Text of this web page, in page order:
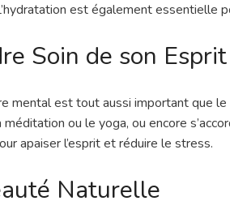
est également essentielle
Soin de son Esprit
mental est tout aussi important que
méditation ou le yoga, ou encore
apaiser l’esprit et réduire le stress.
Naturelle